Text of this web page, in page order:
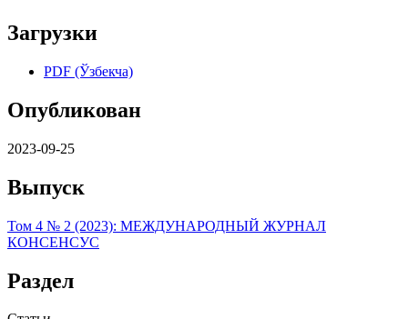
Загрузки
PDF (Ўзбекча)
Опубликован
2023-09-25
Выпуск
Том 4 № 2 (2023): МЕЖДУНАРОДНЫЙ ЖУРНАЛ
КОНСЕНСУС
Раздел